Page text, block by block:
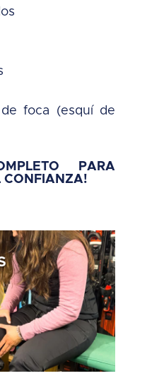
foca (esquí de
PARA
CONFIANZA!